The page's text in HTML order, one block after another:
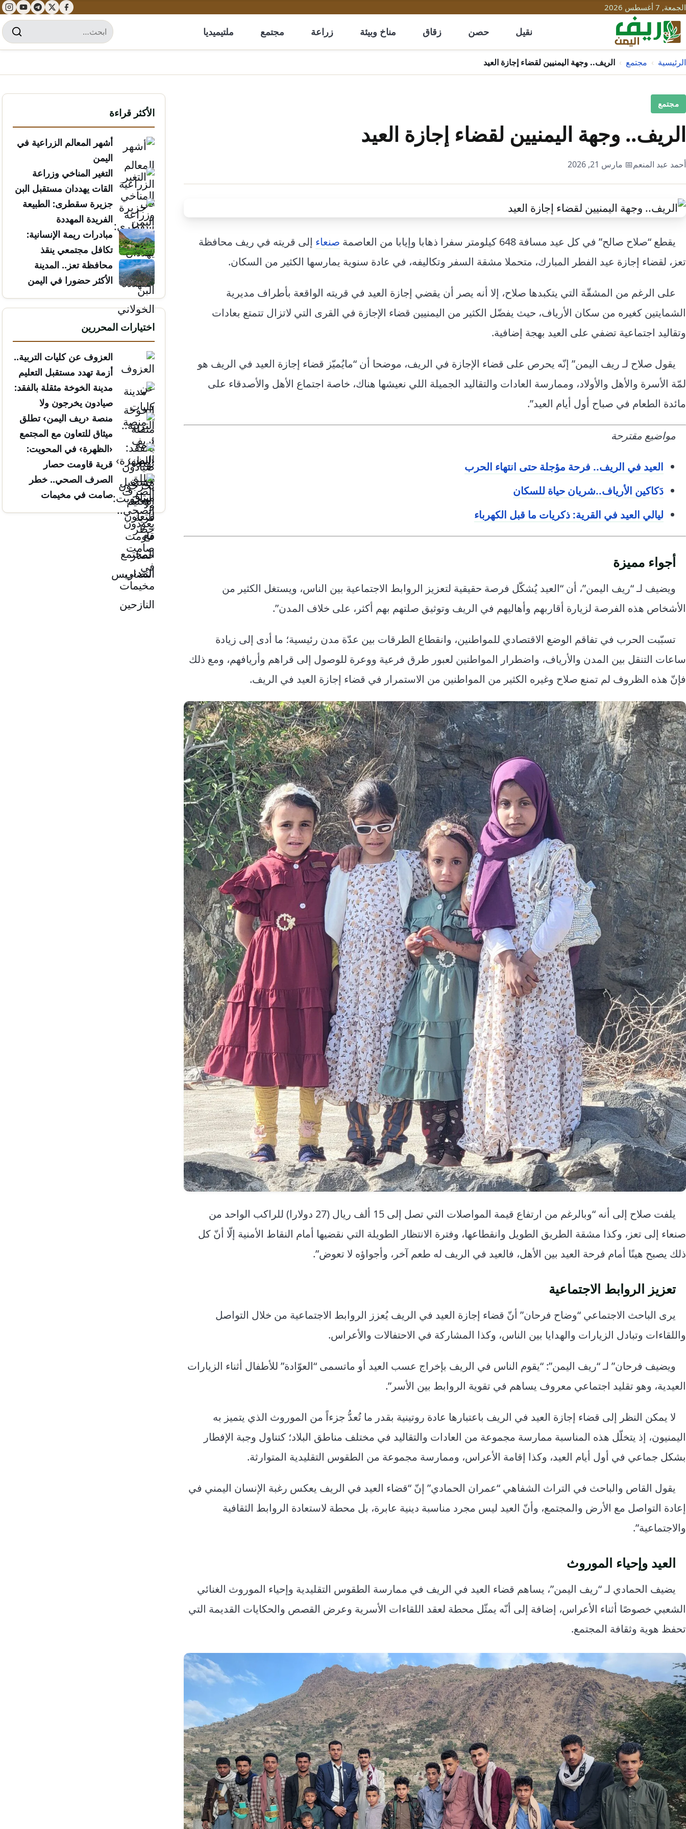
الجمعة, 7 أغسطس 2026
نقيل حصن زقاق مناخ وبيئة زراعة مجتمع ملتيميديا
الرئيسية › مجتمع › الريف.. وجهة اليمنيين لقضاء إجازة العيد
مجتمع
الريف.. وجهة اليمنيين لقضاء إجازة العيد
أحمد عبد المنعم📅 مارس 21, 2026
يقطع “صلاح صالح” في كل عيد مسافة 648 كيلومتر سفرا ذهابا وإيابا من العاصمة صنعاء إلى قريته في ريف محافظة
تعز، لقضاء إجازة عيد الفطر المبارك، متحملا مشقة السفر وتكاليفه، في عادة سنوية يمارسها الكثير من السكان.
على الرغم من المشقّة التي يتكبدها صلاح، إلا أنه يصر أن يقضي إجازة العيد في قريته الواقعة بأطراف مديرية
الشمايتين كغيره من سكان الأرياف، حيث يفضّل الكثير من اليمنيين قضاء الإجازة في القرى التي لاتزال تتمتع بعادات
وتقاليد اجتماعية تضفي على العيد بهجة إضافية.
يقول صلاح لـ ريف اليمن” إنّه يحرص على قضاء الإجازة في الريف، موضحا أن “مايُميّز قضاء إجازة العيد في الريف هو
لمّة الأسرة والأهل والأولاد، وممارسة العادات والتقاليد الجميلة اللي نعيشها هناك، خاصة اجتماع الأهل والأصدقاء على
مائدة الطعام في صباح أول أيام العيد”.
مواضيع مقترحة
العيد في الريف.. فرحة مؤجلة حتى انتهاء الحرب
دَكاكين الأرياف..شريان حياة للسكان
ليالي العيد في القرية: ذكريات ما قبل الكهرباء
أجواء مميزة
ويضيف لـ “ريف اليمن”، أن “العيد يُشكّل فرصة حقيقية لتعزيز الروابط الاجتماعية بين الناس، ويستغل الكثير من
الأشخاص هذه الفرصة لزيارة أقاربهم وأهاليهم في الريف وتوثيق صلتهم بهم أكثر، على خلاف المدن”.
تسبّبت الحرب في تفاقم الوضع الاقتصادي للمواطنين، وانقطاع الطرقات بين عدّة مدن رئيسية؛ ما أدى إلى زيادة
ساعات التنقل بين المدن والأرياف، واضطرار المواطنين لعبور طرق فرعية ووعرة للوصول إلى قراهم وأريافهم، ومع ذلك
فإنّ هذه الظروف لم تمنع صلاح وغيره الكثير من المواطنين من الاستمرار في قضاء إجازة العيد في الريف.
يلفت صلاح إلى أنه “وبالرغم من ارتفاع قيمة المواصلات التي تصل إلى 15 ألف ريال (27 دولارا) للراكب الواحد من
صنعاء إلى تعز، وكذا مشقة الطريق الطويل وانقطاعها، وفترة الانتظار الطويلة التي نقضيها أمام النقاط الأمنية إلّا أنّ كل
ذلك يصبح هينًا أمام فرحة العيد بين الأهل، فالعيد في الريف له طعم آخر، وأجواؤه لا تعوض”.
تعزيز الروابط الاجتماعية
يرى الباحث الاجتماعي “وضاح فرحان” أنّ قضاء إجازة العيد في الريف يُعزز الروابط الاجتماعية من خلال التواصل
واللقاءات وتبادل الزيارات والهدايا بين الناس، وكذا المشاركة في الاحتفالات والأعراس.
ويضيف فرحان” لـ “ريف اليمن”: “يقوم الناس في الريف بإخراج عسب العيد أو ماتسمى “العوّادة” للأطفال أثناء الزيارات
العيدية، وهو تقليد اجتماعي معروف يساهم في تقوية الروابط بين الأسر”.
لا يمكن النظر إلى قضاء إجازة العيد في الريف باعتبارها عادة روتينية بقدر ما تُعدُّ جزءاً من الموروث الذي يتميز به
اليمنيون، إذ يتخلّل هذه المناسبة ممارسة مجموعة من العادات والتقاليد في مختلف مناطق البلاد؛ كتناول وجبة الإفطار
بشكل جماعي في أول أيام العيد، وكذا إقامة الأعراس، وممارسة مجموعة من الطقوس التقليدية المتوارثة.
يقول القاص والباحث في التراث الشفاهي “عمران الحمادي” إنّ “قضاء العيد في الريف يعكس رغبة الإنسان اليمني في
إعادة التواصل مع الأرض والمجتمع، وأنّ العيد ليس مجرد مناسبة دينية عابرة، بل محطة لاستعادة الروابط الثقافية
والاجتماعية”.
العيد وإحياء الموروث
يضيف الحمادي لـ “ريف اليمن”، يساهم قضاء العيد في الريف في ممارسة الطقوس التقليدية وإحياء الموروث الغنائي
الشعبي خصوصًا أثناء الأعراس، إضافة إلى أنّه يمثّل محطة لعقد اللقاءات الأسرية وعرض القصص والحكايات القديمة التي
تحفظ هوية وثقافة المجتمع.
الأكثر قراءة
أشهر المعالم الزراعية في
اليمن
التغير المناخي وزراعة
القات يهددان مستقبل البن
الخولاني
جزيرة سقطرى: الطبيعة
الفريدة المهددة
مبادرات ريمة الإنسانية:
تكافل مجتمعي ينقذ
الأرواح
محافظة تعز.. المدينة
الأكثر حضورا في اليمن
اختيارات المحررين
العزوف عن كليات التربية..
أزمة تهدد مستقبل التعليم
مدينة الخوخة مثقلة بالفقد:
صيادون يخرجون ولا
يعودون
منصة ‹ريف اليمن› تطلق
ميثاق للتعاون مع المجتمع
المدني
‹الظهرة› في المحويت:
قرية قاومت حصار
التضاريس
الصرف الصحي.. خطر
صامت في مخيمات
النازحين